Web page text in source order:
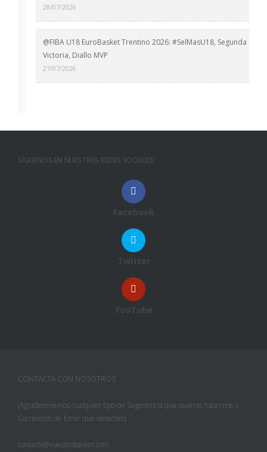
28/07/2026
@FIBA U18 EuroBasket Trentino 2026: #SelMasU18, Segunda
Victoria, Diallo MVP
27/07/2026
SÍGUENOS EN NUESTRAS REDES SOCIALES:
Facebook
Twitter
YouTube
CONTACTA CON NOSOTROS
(Agradeceremos cualquier tipo de Sugerencia que quieras hacernos o
Corrección de Error que detectes):
contacto@vuestrobasket.com